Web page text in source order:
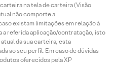
na tela de carteira (Visão
não comporte a
existam limitações em relação à
a referida aplicação/contratação, isto
da sua carteira, esta
ao seu perfil. Em caso de dúvidas
oferecidos pela XP